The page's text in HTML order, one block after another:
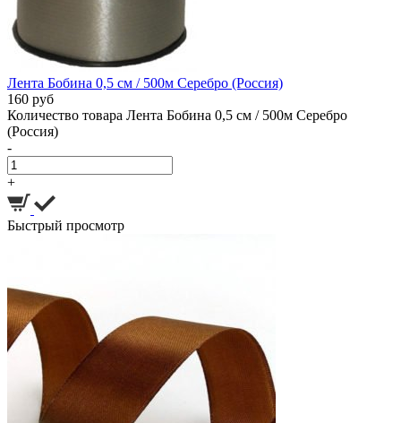
Лента Бобина 0,5 см / 500м Серебро (Россия)
160 руб
Количество товара Лента Бобина 0,5 см / 500м Серебро
(Россия)
-
+
Быстрый просмотр